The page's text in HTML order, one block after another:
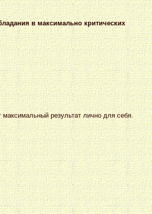
в максимально критических
максимальный результат лично для себя.